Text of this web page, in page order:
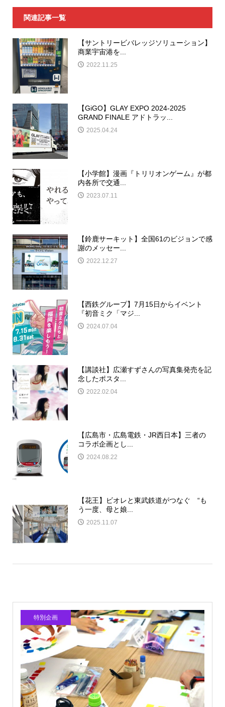
関連記事一覧
【サントリービバレッジソリューション】
商業宇宙港を...
2022.11.25
【GiGO】GLAY EXPO 2024-2025
GRAND FINALE アドトラッ...
2025.04.24
【小学館】漫画『トリリオンゲーム』が都
内各所で交通...
2023.07.11
【鈴鹿サーキット】全国61のビジョンで感
謝のメッセー...
2022.12.27
【西鉄グループ】7月15日からイベント
『初音ミク「マジ...
2024.07.04
【講談社】広瀬すずさんの写真集発売を記
念したポスタ...
2022.02.04
【広島市・広島電鉄・JR西日本】三者の
コラボ企画とし...
2024.08.22
【花王】ビオレと東武鉄道がつなぐ “も
う一度、母と娘...
2025.11.07
特別企画